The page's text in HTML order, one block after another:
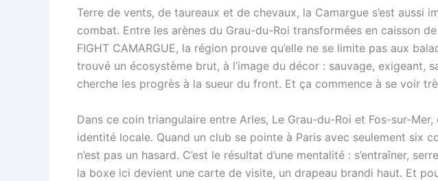
Terre de vents, de taureaux et de chevaux, la Camargue s’est
combat. Entre les arènes du Grau-du-Roi transformées en caisson
FIGHT CAMARGUE, la région prouve qu’elle ne se limite pas aux
trouvé un écosystème brut, à l’image du décor : sauvage, exigeant,
cherche les progrès à la sueur du front. Et ça commence à se voir
Dans ce coin triangulaire entre Arles, Le Grau-du-Roi et Fos-sur-
identité locale. Quand un club se pointe à Paris avec seulement six
n’est pas un hasard. C’est le résultat d’une mentalité : s’entraîner,
la boxe ici devient une carte de visite, un drapeau brandi haut. Et